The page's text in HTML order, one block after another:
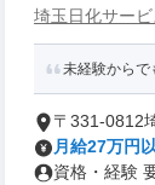
埼玉日化サー
未経験からで
〒331-0812
月給27万円
資格・経験